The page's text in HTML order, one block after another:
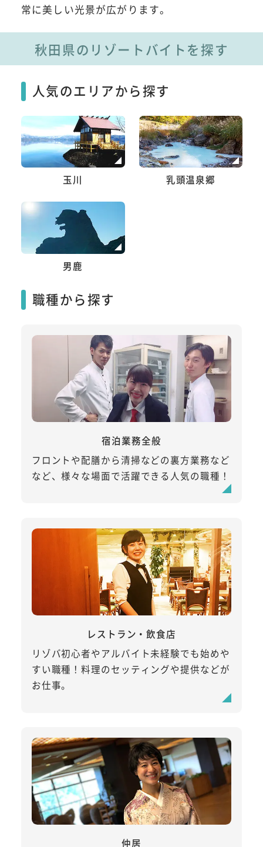
常に美しい光景が広がります。
秋田県のリゾートバイトを探す
人気のエリアから探す
玉川 乳頭温泉郷
男鹿
職種から探す
宿泊業務全般
フロントや配膳から清掃などの裏方業務など
など、様々な場面で活躍できる人気の職種！
レストラン・飲食店
リゾバ初心者やアルバイト未経験でも始めや
すい職種！料理のセッティングや提供などが
お仕事。
仲居